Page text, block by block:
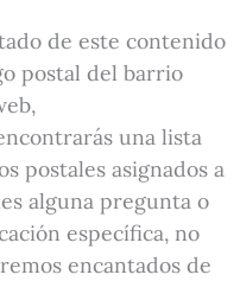
de este contenido
postal del barrio
una lista
postales asignados a
alguna pregunta o
específica, no
encantados de